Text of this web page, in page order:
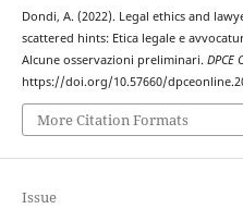
Dondi, A. (2022). Legal ethics and
scattered hints: Etica legale e
Alcune osservazioni preliminari. DPCE
https://doi.org/10.57660/
More Citation Formats
Issue